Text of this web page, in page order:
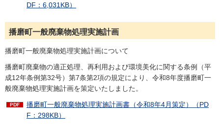
DF：6,031KB）
播磨町一般廃棄物処理実施計画
播磨町一般廃棄物処理実施計画について
播磨町廃棄物の適正処理、再利用および環境美化に関する条例（平
成12年条例第32号）第7条第2項の規定により、令和8年度播磨町一
般廃棄物処理実施計画を策定いたしました。
播磨町一般廃棄物処理実施計画書（令和8年4月策定）（PD
F：298KB）